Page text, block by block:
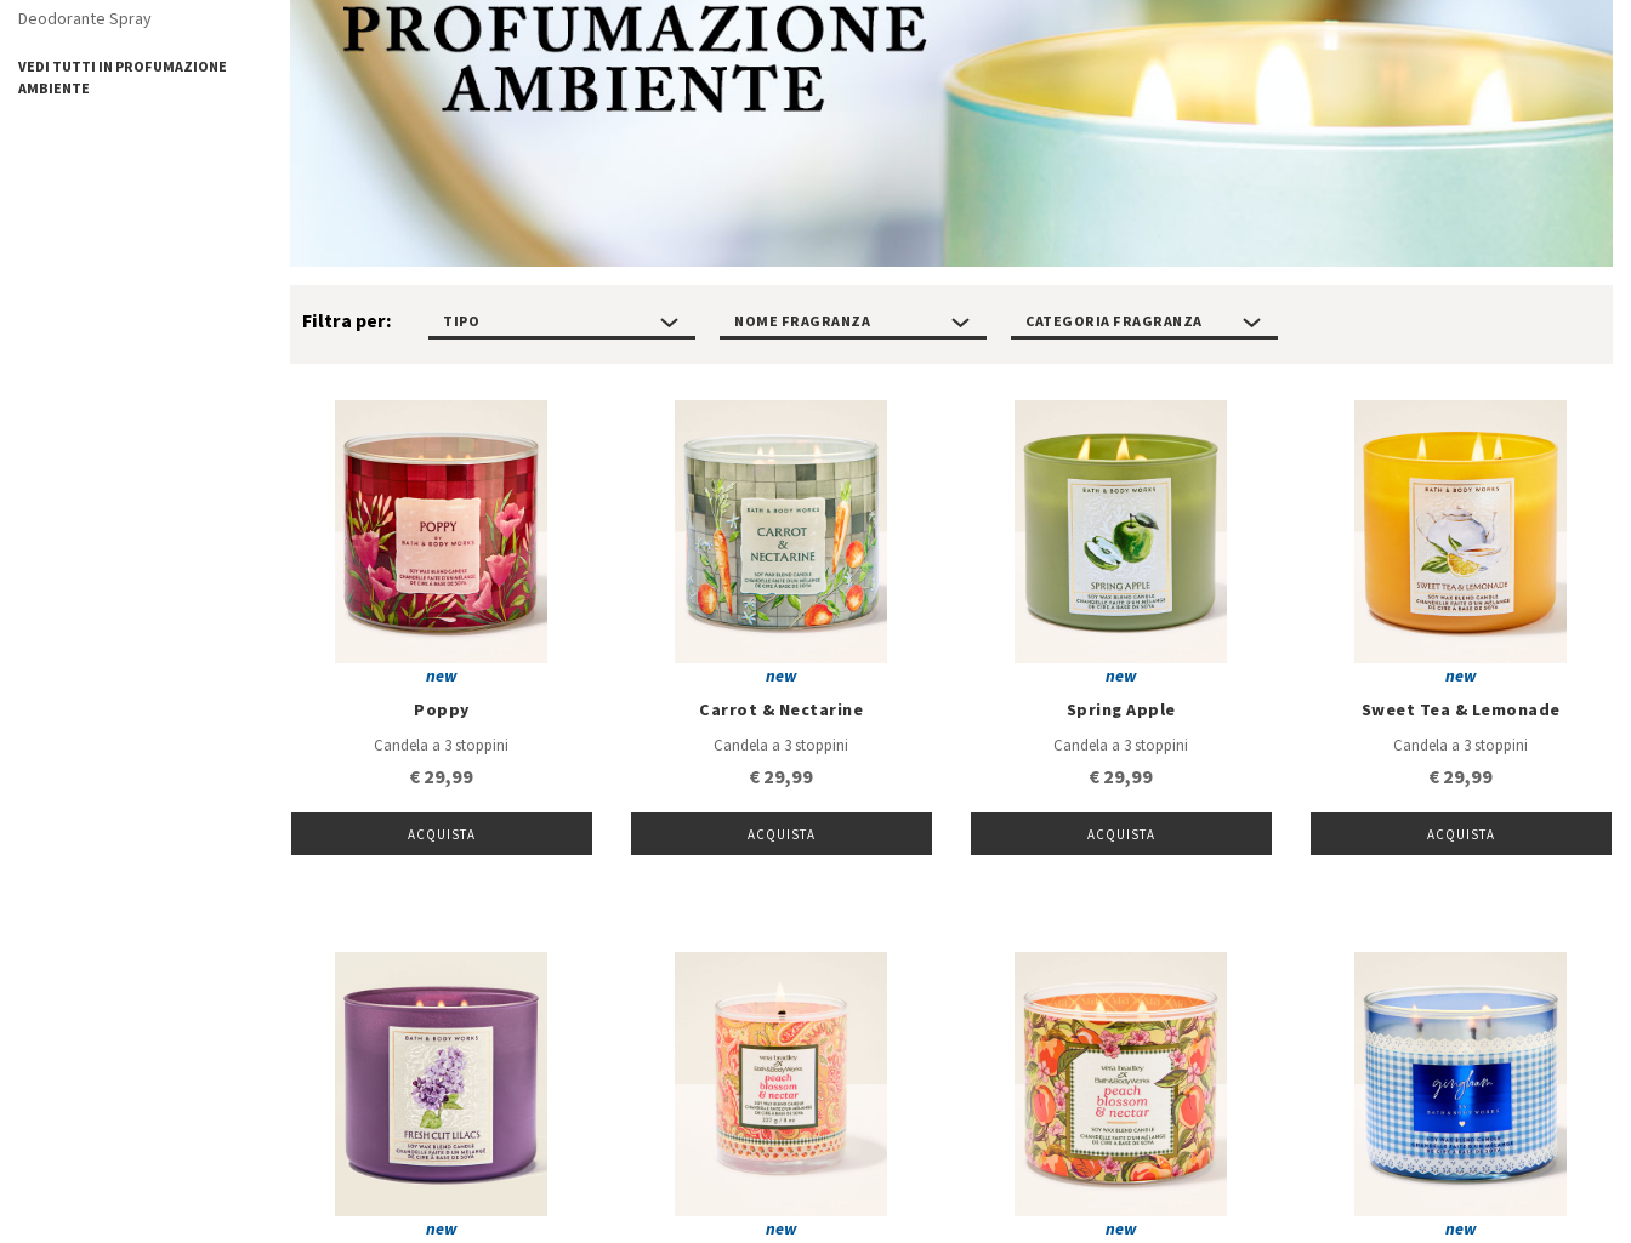
Deodorante Spray
VEDI TUTTI IN PROFUMAZIONE
AMBIENTE
Filtra per: TIPO NOME FRAGRANZA CATEGORIA FRAGRANZA
new
Poppy
Candela a 3 stoppini
€ 29,99
ACQUISTA
new
Carrot & Nectarine
Candela a 3 stoppini
€ 29,99
ACQUISTA
new
Spring Apple
Candela a 3 stoppini
€ 29,99
ACQUISTA
new
Sweet Tea & Lemonade
Candela a 3 stoppini
€ 29,99
ACQUISTA
new
new
new
new